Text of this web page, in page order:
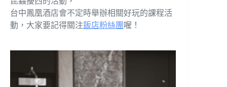
台中鳳凰酒店會不定時舉辦相關好玩的課程活
動，大家要記得關注飯店粉絲團 喔！